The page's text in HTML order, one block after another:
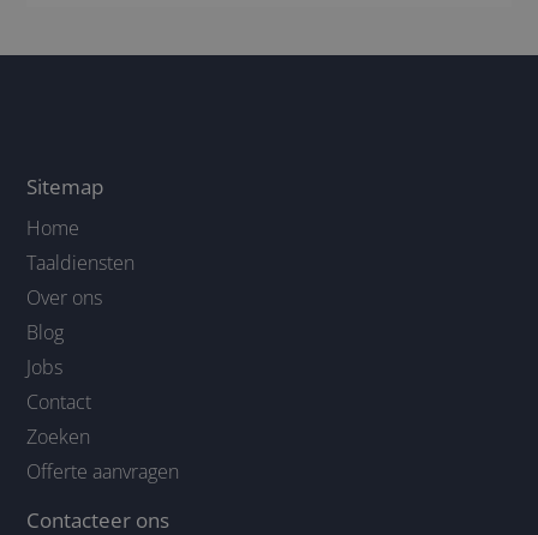
Sitemap
Home
Taaldiensten
Over ons
Blog
Jobs
Contact
Zoeken
Offerte aanvragen
Contacteer ons